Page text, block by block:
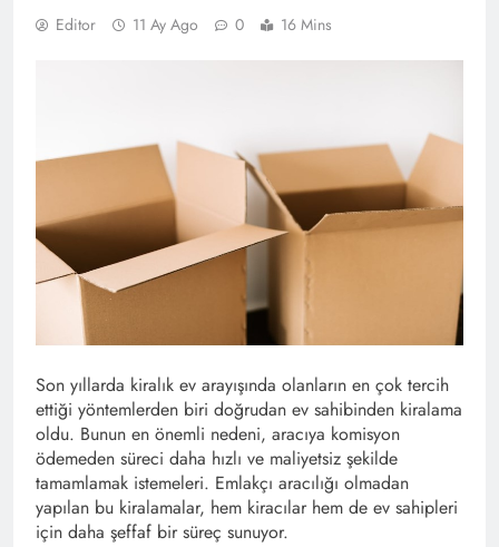
Editor 11 Ay Ago 0 16 Mins
Son yıllarda kiralık ev arayışında olanların en çok tercih
ettiği yöntemlerden biri doğrudan ev sahibinden kiralama
oldu. Bunun en önemli nedeni, aracıya komisyon
ödemeden süreci daha hızlı ve maliyetsiz şekilde
tamamlamak istemeleri. Emlakçı aracılığı olmadan
yapılan bu kiralamalar, hem kiracılar hem de ev sahipleri
için daha şeffaf bir süreç sunuyor.